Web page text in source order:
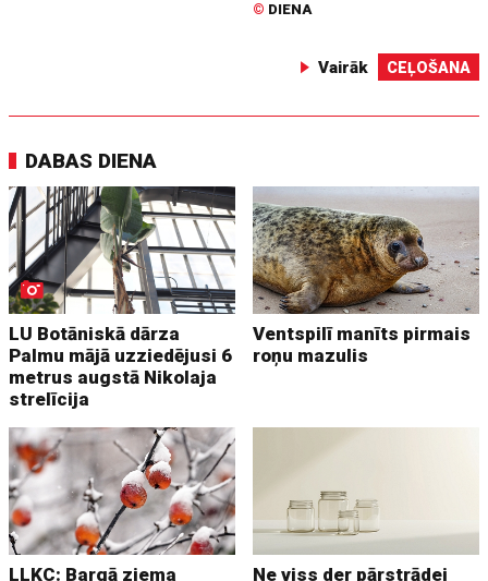
© DIENA
Vairāk CEĻOŠANA
DABAS DIENA
LU Botāniskā dārza
Palmu mājā uzziedējusi 6
metrus augstā Nikolaja
strelīcija
Ventspilī manīts pirmais
roņu mazulis
LLKC: Bargā ziema
Ne viss der pārstrādei